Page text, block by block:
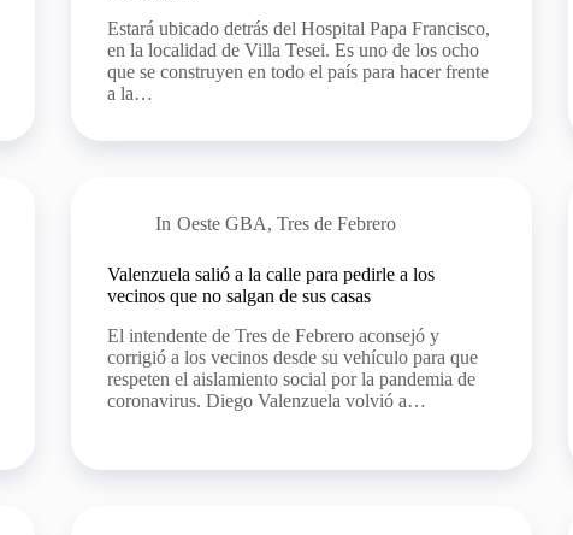
Estará ubicado detrás del Hospital Papa Francisco,
en la localidad de Villa Tesei. Es uno de los ocho
que se construyen en todo el país para hacer frente
a la…
In Oeste GBA, Tres de Febrero
Valenzuela salió a la calle para pedirle a los
vecinos que no salgan de sus casas
El intendente de Tres de Febrero aconsejó y
corrigió a los vecinos desde su vehículo para que
respeten el aislamiento social por la pandemia de
coronavirus. Diego Valenzuela volvió a…